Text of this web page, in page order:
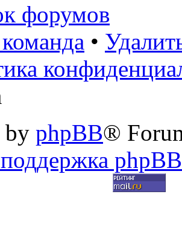
форумов
•
by phpBB®
phpBB